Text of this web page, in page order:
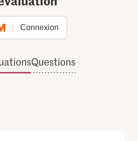
Connexion
Questions